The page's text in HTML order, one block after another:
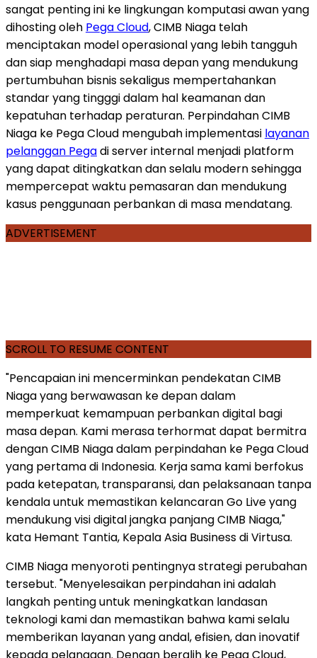
sangat penting ini ke lingkungan komputasi awan yang
dihosting oleh Pega Cloud, CIMB Niaga telah
menciptakan model operasional yang lebih tangguh
dan siap menghadapi masa depan yang mendukung
pertumbuhan bisnis sekaligus mempertahankan
standar yang tingggi dalam hal keamanan dan
kepatuhan terhadap peraturan. Perpindahan CIMB
Niaga ke Pega Cloud mengubah implementasi layanan
pelanggan Pegadi server internal menjadi platform
yang dapat ditingkatkan dan selalu modern sehingga
mempercepat waktu pemasaran dan mendukung
kasus penggunaan perbankan di masa mendatang.
ADVERTISEMENT
SCROLL TO RESUME CONTENT
"Pencapaian ini mencerminkan pendekatan CIMB
Niaga yang berwawasan ke depan dalam
memperkuat kemampuan perbankan digital bagi
masa depan. Kami merasa terhormat dapat bermitra
dengan CIMB Niaga dalam perpindahan ke Pega Cloud
yang pertama di Indonesia. Kerja sama kami berfokus
pada ketepatan, transparansi, dan pelaksanaan tanpa
kendala untuk memastikan kelancaran Go Live yang
mendukung visi digital jangka panjang CIMB Niaga,"
kata Hemant Tantia, Kepala Asia Business di Virtusa.
CIMB Niaga menyoroti pentingnya strategi perubahan
tersebut. "Menyelesaikan perpindahan ini adalah
langkah penting untuk meningkatkan landasan
teknologi kami dan memastikan bahwa kami selalu
memberikan layanan yang andal, efisien, dan inovatif
kepada pelanggan. Dengan beralih ke Pega Cloud,